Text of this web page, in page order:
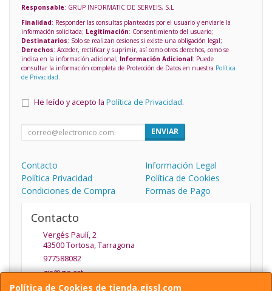
Política de Cookies de tienda.gissl.com
Responsable: GRUP INFORMATIC DE SERVEIS, S.L
Finalidad: Responder las consultas planteadas por el usuario y enviarle la
información solicitada; Legitimación: Consentimiento del usuario;
Destinatarios: Solo se realizan cesiones si existe una obligación legal;
Derechos: Acceder, rectificar y suprimir, así como otros derechos, como se
indica en la información adicional; Información Adicional: Puede
consultar la información completa de Protección de Datos en nuestra Política
de Privacidad.
He leído y acepto la Política de Privacidad.
ENVIAR
Contacto
Información Legal
Política Privacidad
Política de Cookies
Condiciones de Compra
Formas de Pago
Contacto
Vergés Paulí, 2
43500Tortosa,Tarragona
977588082
gis@gis.cat